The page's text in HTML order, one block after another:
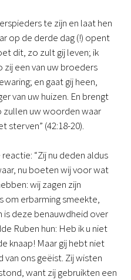
te zijn en laat hen
op de derde dag (!) opent
dit, zo zult gij leven; ik
zij een van uw broeders
en gaat gij heen,
van uw huizen. En brengt
uw woorden waar
sterven” (42:18-20).
“Zij nu deden aldus
nu boeten wij voor wat
wij zagen zijn
om erbarming smeekte,
deze benauwdheid over
Ruben hun: Heb ik u niet
knaap! Maar gij hebt niet
ons geëist. Zij wisten
want zij gebruikten een